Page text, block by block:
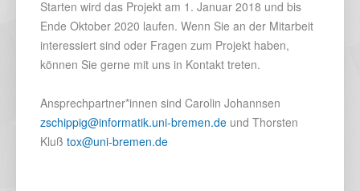
Starten wird das Projekt am 1. Januar 2018 und bis
Ende Oktober 2020 laufen. Wenn Sie an der Mitarbeit
interessiert sind oder Fragen zum Projekt haben,
können Sie gerne mit uns in Kontakt treten.
Ansprechpartner*innen sind Carolin Johannsen
zschippig@informatik.uni-bremen.de und Thorsten
Kluß tox@uni-bremen.de